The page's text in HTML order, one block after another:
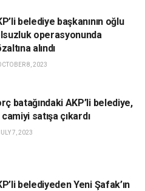
belediye başkanının oğlu
operasyonunda
alındı
8, 2023
batağındaki AKP’li belediye,
satışa çıkardı
7, 2023
belediyeden Yeni Şafak’ın